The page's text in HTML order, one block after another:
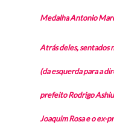
Medalha Antonio
Atrás deles, sentados
(da esquerda para a
prefeito Rodrigo
Joaquim Rosa e o ex-